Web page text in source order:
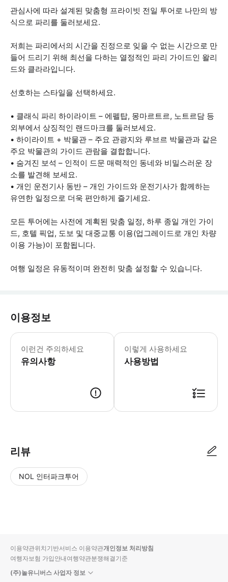
관심사에 따라 설계된 맞춤형 프라이빗 전일 투어로 나만의 방
식으로 파리를 둘러보세요.
저희는 파리에서의 시간을 진정으로 잊을 수 없는 시간으로 만
들어 드리기 위해 최선을 다하는 열정적인 파리 가이드인 왈리
드와 클라라입니다.
선호하는 스타일을 선택하세요.
• 클래식 파리 하이라이트 – 에펠탑, 몽마르트르, 노트르담 등
외부에서 상징적인 랜드마크를 둘러보세요.
• 하이라이트 + 박물관 – 주요 관광지와 루브르 박물관과 같은
주요 박물관의 가이드 관람을 결합합니다.
• 숨겨진 보석 – 인적이 드문 매력적인 동네와 비밀스러운 장
소를 발견해 보세요.
• 개인 운전기사 동반 – 개인 가이드와 운전기사가 함께하는
유연한 일정으로 더욱 편안하게 즐기세요.
모든 투어에는 사전에 계획된 맞춤 일정, 하루 종일 개인 가이
드, 호텔 픽업, 도보 및 대중교통 이용(업그레이드로 개인 차량
이용 가능)이 포함됩니다.
여행 일정은 유동적이며 완전히 맞춤 설정할 수 있습니다.
이용정보
이런건 주의하세요
유의사항
투어 날짜 최소 2주 전에 예약하시면
이렇게 사용하세요
사용방법
리뷰
NOL 인터파크투어
입니
다.
순
상
이용약관위치기반서비스 이용약관개인정보 처리방침
여행자보험 가입안내여행약관분쟁해결기준
(주)놀유니버스 사업자 정보